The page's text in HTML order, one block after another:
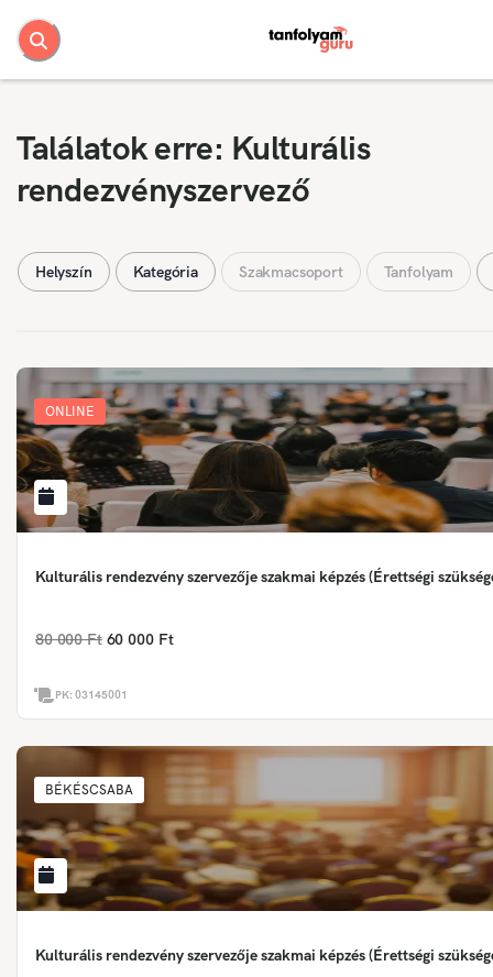
Találatok erre: Kulturális
rendezvényszervező
Helyszín Kategória Szakmacsoport Tanfolyam
ONLINE
Kulturális rendezvény szervezője szakmai képzés (Érettségi
80 000 Ft 60 000 Ft
PK:03145001
BÉKÉSCSABA
Kulturális rendezvény szervezője szakmai képzés (Érettségi